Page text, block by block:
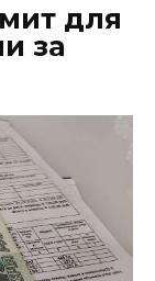
для
за